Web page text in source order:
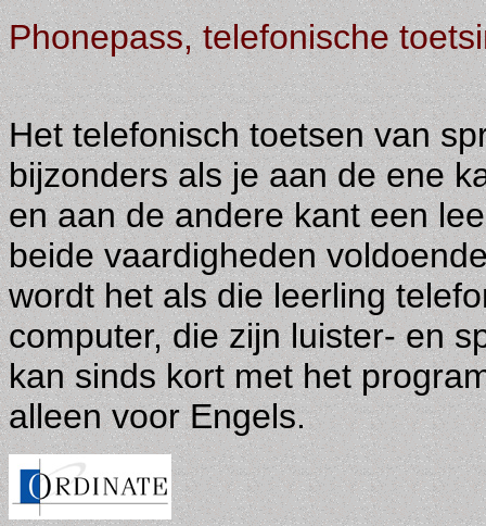
Phonepass, telefonische
Het telefonisch toetsen van
bijzonders als je aan de ene
en aan de andere kant een
beide vaardigheden
wordt het als die leerling
computer, die zijn luister- en
kan sinds kort met het
alleen voor Engels.